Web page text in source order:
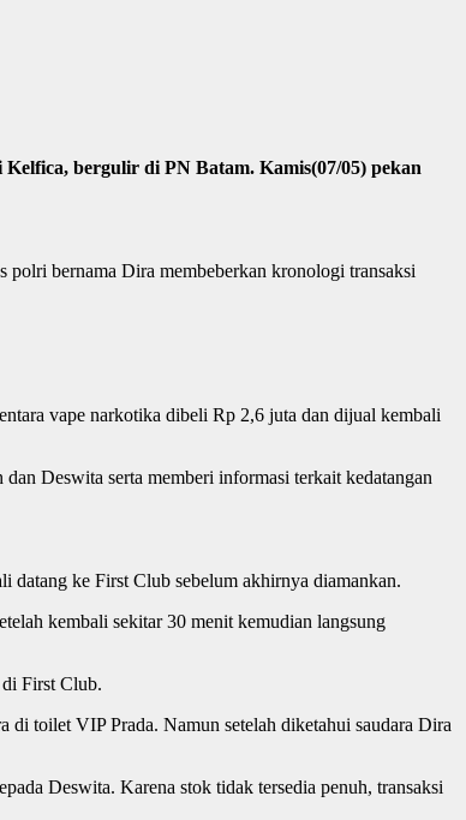
bergulir di PN Batam. Kamis(07/05) pekan
polri bernama Dira membeberkan kronologi transaksi
vape narkotika dibeli Rp 2,6 juta dan dijual kembali
Deswita serta memberi informasi terkait kedatangan
datang ke First Club sebelum akhirnya diamankan.
kembali sekitar 30 menit kemudian langsung
First Club.
di toilet VIP Prada. Namun setelah diketahui saudara Dira
Deswita. Karena stok tidak tersedia penuh, transaksi